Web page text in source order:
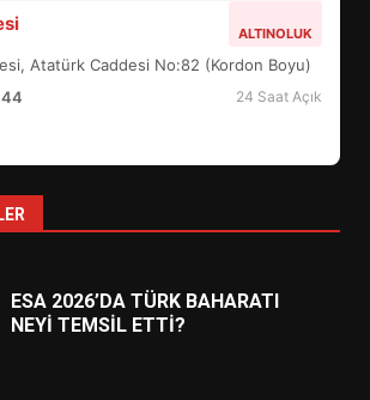
ALTINOLUK
Atatürk Caddesi No:82 (Kordon Boyu)
24 Saat Açık
YENİ YÖNETİM NASIL
ŞEKİLLENDİ?
HAREKETE GEÇİYOR: GÖZLER
ESA 2026’DA TÜRK BAHARATI
NEYİ TEMSİL ETTİ?